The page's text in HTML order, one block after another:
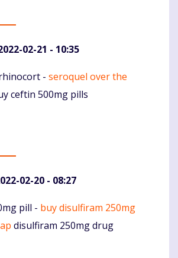
02-21 - 10:35
- seroquel over the
ceftin 500mg pills
02-20 - 08:27
pill - buy disulfiram 250mg
disulfiram 250mg drug